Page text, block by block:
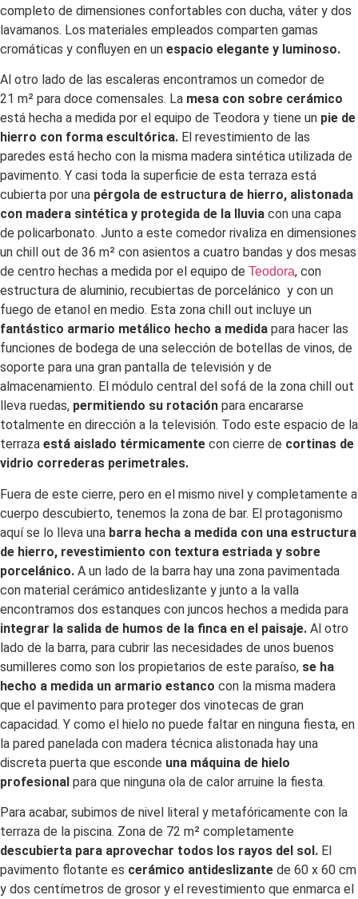
completo de dimensiones confortables con ducha, váter y dos
lavamanos. Los materiales empleados comparten gamas
cromáticas y confluyen en un espacio elegante y luminoso.
Al otro lado de las escaleras encontramos un comedor de
21 m² para doce comensales. La mesa con sobre cerámico
está hecha a medida por el equipo de Teodora y tiene un pie de
hierro con forma escultórica. El revestimiento de las
paredes está hecho con la misma madera sintética utilizada de
pavimento. Y casi toda la superficie de esta terraza está
cubierta por una pérgola de estructura de hierro, alistonada
con madera sintética y protegida de la lluvia con una capa
de policarbonato. Junto a este comedor rivaliza en dimensiones
un chill out de 36 m² con asientos a cuatro bandas y dos mesas
de centro hechas a medida por el equipo de Teodora, con
estructura de aluminio, recubiertas de porcelánico y con un
fuego de etanol en medio. Esta zona chill out incluye un
fantástico armario metálico hecho a medida para hacer las
funciones de bodega de una selección de botellas de vinos, de
soporte para una gran pantalla de televisión y de
almacenamiento. El módulo central del sofá de la zona chill out
lleva ruedas, permitiendo su rotación para encararse
totalmente en dirección a la televisión. Todo este espacio de la
terraza está aislado térmicamente con cierre de cortinas de
vidrio correderas perimetrales.
Fuera de este cierre, pero en el mismo nivel y completamente a
cuerpo descubierto, tenemos la zona de bar. El protagonismo
aquí se lo lleva una barra hecha a medida con una estructura
de hierro, revestimiento con textura estriada y sobre
porcelánico. A un lado de la barra hay una zona pavimentada
con material cerámico antideslizante y junto a la valla
encontramos dos estanques con juncos hechos a medida para
integrar la salida de humos de la finca en el paisaje. Al otro
lado de la barra, para cubrir las necesidades de unos buenos
sumilleres como son los propietarios de este paraíso, se ha
hecho a medida un armario estanco con la misma madera
que el pavimento para proteger dos vinotecas de gran
capacidad. Y como el hielo no puede faltar en ninguna fiesta, en
la pared panelada con madera técnica alistonada hay una
discreta puerta que esconde una máquina de hielo
profesional para que ninguna ola de calor arruine la fiesta.
Para acabar, subimos de nivel literal y metafóricamente con la
terraza de la piscina. Zona de 72 m² completamente
descubierta para aprovechar todos los rayos del sol. El
pavimento flotante es cerámico antideslizante de 60 x 60 cm
y dos centímetros de grosor y el revestimiento que enmarca el